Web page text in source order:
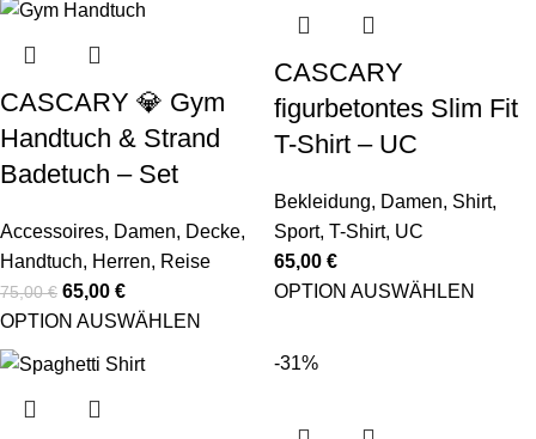
CASCARY 💎 Gym
Handtuch & Strand
Badetuch – Set
Accessoires, Damen, Decke,
Handtuch, Herren, Reise
75,00€ 65,00 €
OPTION AUSWÄHLEN
CASCARY
figurbetontes Slim Fit
T-Shirt – UC
Bekleidung, Damen, Shirt,
Sport, T-Shirt, UC
65,00 €
OPTION AUSWÄHLEN
-31%